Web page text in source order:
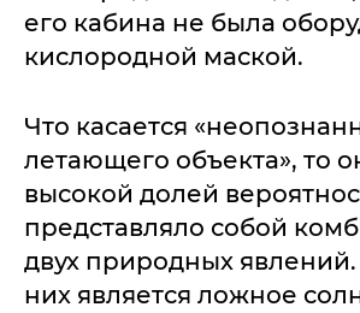
его кабина не была
кислородной маской.
Что касается
летающего объекта», то
высокой долей
представляло собой
двух природных
них является ложное